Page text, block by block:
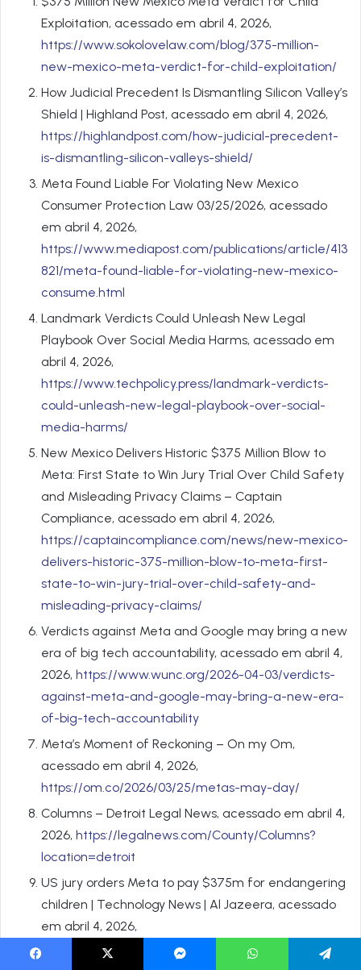
Exploitation, acessado em abril 4, 2026,
https://www.sokolovelaw.com/blog/375-million-
new-mexico-meta-verdict-for-child-exploitation/
How Judicial Precedent Is Dismantling Silicon Valley’s
Shield | Highland Post, acessado em abril 4, 2026,
https://highlandpost.com/how-judicial-precedent-
is-dismantling-silicon-valleys-shield/
Meta Found Liable For Violating New Mexico
Consumer Protection Law 03/25/2026, acessado
em abril 4, 2026,
https://www.mediapost.com/publications/article/413
821/meta-found-liable-for-violating-new-mexico-
consume.html
Landmark Verdicts Could Unleash New Legal
Playbook Over Social Media Harms, acessado em
abril 4, 2026,
https://www.techpolicy.press/landmark-verdicts-
could-unleash-new-legal-playbook-over-social-
media-harms/
New Mexico Delivers Historic $375 Million Blow to
Meta: First State to Win Jury Trial Over Child Safety
and Misleading Privacy Claims – Captain
Compliance, acessado em abril 4, 2026,
https://captaincompliance.com/news/new-mexico-
delivers-historic-375-million-blow-to-meta-first-
state-to-win-jury-trial-over-child-safety-and-
misleading-privacy-claims/
Verdicts against Meta and Google may bring a new
era of big tech accountability, acessado em abril 4,
2026, https://www.wunc.org/2026-04-03/verdicts-
against-meta-and-google-may-bring-a-new-era-
of-big-tech-accountability
Meta’s Moment of Reckoning – On my Om,
acessado em abril 4, 2026,
https://om.co/2026/03/25/metas-may-day/
Columns – Detroit Legal News, acessado em abril 4,
2026, https://legalnews.com/County/Columns?
location=detroit
US jury orders Meta to pay $375m for endangering
children | Technology News | Al Jazeera, acessado
em abril 4, 2026,
https://www.aljazeera.com/economy/2026/3/25/us